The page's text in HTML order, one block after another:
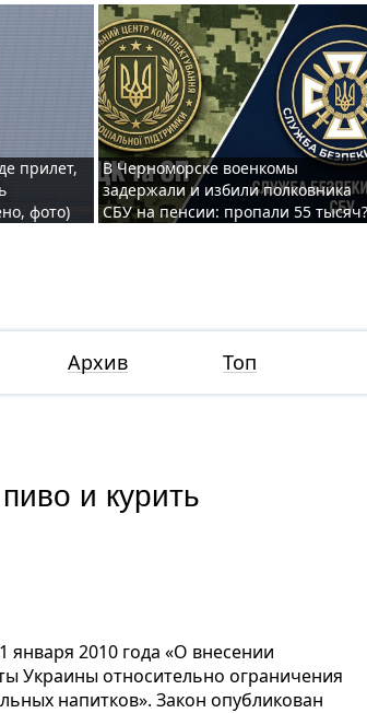
прилет,
фото)
В Черноморске военкомы
задержали и избили полковника
СБУ на пенсии: пропали 55 тысяч?
Архив Топ
и курить
января 2010 года «О внесении
Украины относительно ограничения
напитков». Закон опубликован